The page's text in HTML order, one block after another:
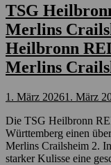
TSG
Merlins
Heilbronn
Merlins
1. März 20261. März
Die TSG Heilbronn REDS feiern in der Regionalliga Baden-
Württemberg einen
Merlins Crailsheim 2.
starker Kulisse eine